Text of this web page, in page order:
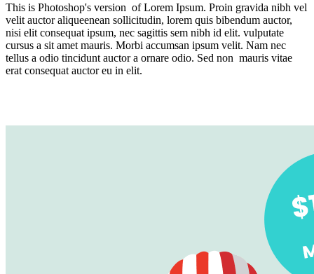
This is Photoshop's version of Lorem Ipsum. Proin gravida nibh vel
velit auctor aliqueenean sollicitudin, lorem quis bibendum auctor,
nisi elit consequat ipsum, nec sagittis sem nibh id elit. vulputate
cursus a sit amet mauris. Morbi accumsan ipsum velit. Nam nec
tellus a odio tincidunt auctor a ornare odio. Sed non mauris vitae
erat consequat auctor eu in elit.